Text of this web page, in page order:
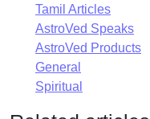
Tamil Articles
AstroVed Speaks
AstroVed Products
General
Spiritual